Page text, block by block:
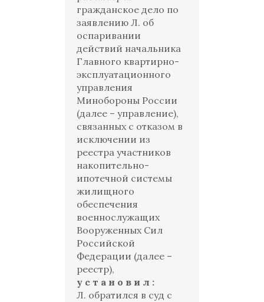
гражданское дело по
заявлению Л. об
оспаривании
действий начальника
Главного квартирно-
эксплуатационного
управления
Минобороны России
(далее – управление),
связанных с отказом в
исключении из
реестра участников
накопительно-
ипотечной системы
жилищного
обеспечения
военнослужащих
Вооруженных Сил
Российской
Федерации (далее –
реестр),
у с т а н о в и л :
Л. обратился в суд с